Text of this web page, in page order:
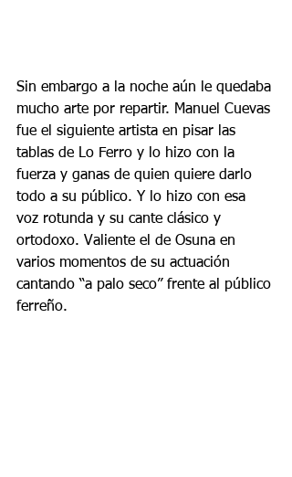
Sin embargo a la noche aún le quedaba
mucho arte por repartir. Manuel Cuevas
fue el siguiente artista en pisar las
tablas de Lo Ferro y lo hizo con la
fuerza y ganas de quien quiere darlo
todo a su público. Y lo hizo con esa
voz rotunda y su cante clásico y
ortodoxo. Valiente el de Osuna en
varios momentos de su actuación
cantando “a palo seco” frente al público
ferreño.